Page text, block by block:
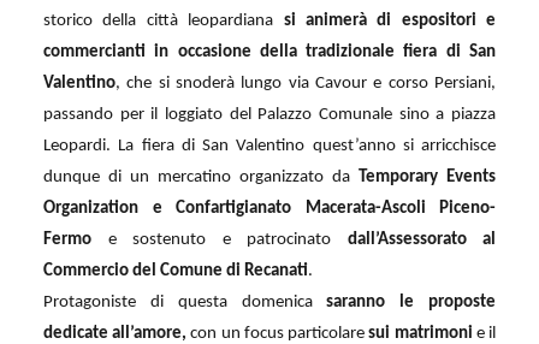
storico della città leopardiana si animerà di espositori e
commercianti in occasione della tradizionale fiera di San
Valentino, che si snoderà lungo via Cavour e corso Persiani,
passando per il loggiato del Palazzo Comunale sino a piazza
Leopardi. La fiera di San Valentino quest’anno si arricchisce
dunque di un mercatino organizzato da Temporary Events
Organization e Confartigianato Macerata-Ascoli Piceno-
Fermo e sostenuto e patrocinato dall’Assessorato al
Commercio del Comune di Recanati.
Protagoniste di questa domenicasaranno le proposte
dedicate all’amore,con un focus particolaresui matrimoni e il